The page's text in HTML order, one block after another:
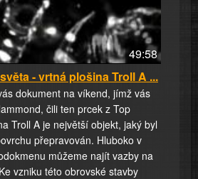
49:58
- vrtná plošina Troll A ...
dokument na víkend, jímž vás
čili ten prcek z Top
Troll A je největší objekt, jaký byl
přepravován. Hluboko v
můžeme najít vazby na
vzniku této obrovské stavby